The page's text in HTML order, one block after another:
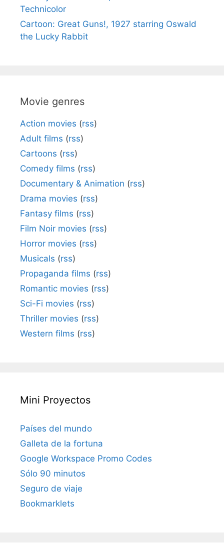
Technicolor
Cartoon: Great Guns!, 1927 starring Oswald
the Lucky Rabbit
Movie genres
Action movies (rss)
Adult films (rss)
Cartoons (rss)
Comedy films (rss)
Documentary & Animation (rss)
Drama movies (rss)
Fantasy films (rss)
Film Noir movies (rss)
Horror movies (rss)
Musicals (rss)
Propaganda films (rss)
Romantic movies (rss)
Sci-Fi movies (rss)
Thriller movies (rss)
Western films (rss)
Mini Proyectos
Países del mundo
Galleta de la fortuna
Google Workspace Promo Codes
Sólo 90 minutos
Seguro de viaje
Bookmarklets